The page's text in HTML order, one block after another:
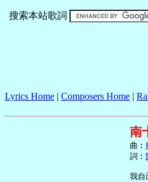
搜索本站歌詞
Lyrics Home | Composers Home |
南
     曲︰
     詞︰
我自